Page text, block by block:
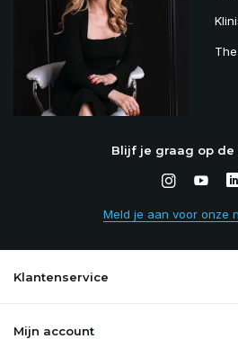
Blijf je graag op de
Meld je aan voor onze
Klantenservice
Mijn account